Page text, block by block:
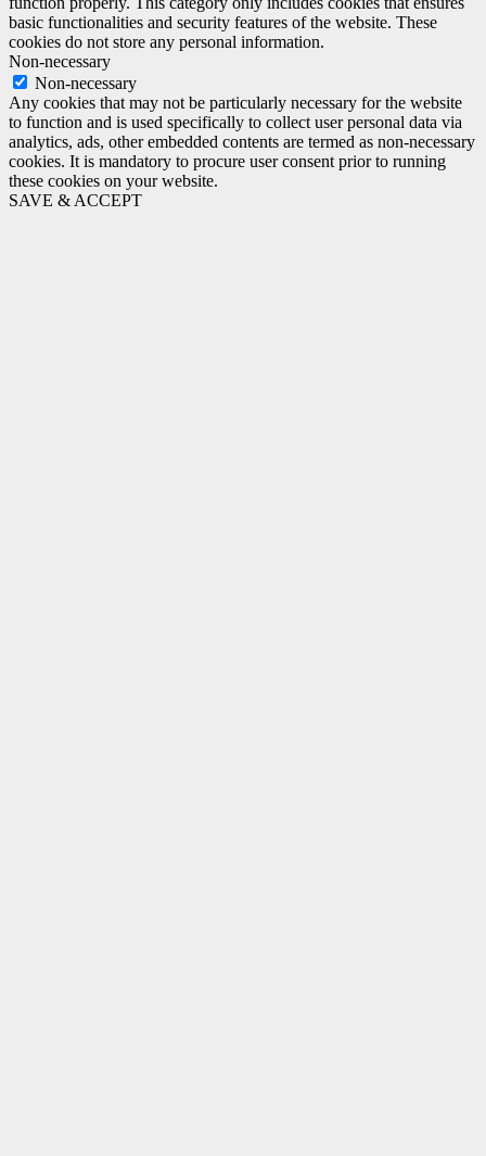
basic functionalities and security features of the website. These
cookies do not store any personal information.
Non-necessary
Non-necessary
Any cookies that may not be particularly necessary for the website
to function and is used specifically to collect user personal data via
analytics, ads, other embedded contents are termed as non-necessary
cookies. It is mandatory to procure user consent prior to running
these cookies on your website.
SAVE & ACCEPT